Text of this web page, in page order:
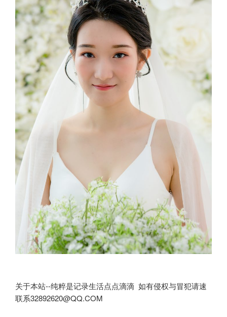
关于本站--纯粹是记录生活点点滴滴 如有侵权与冒犯请速
联系32892620@QQ.COM